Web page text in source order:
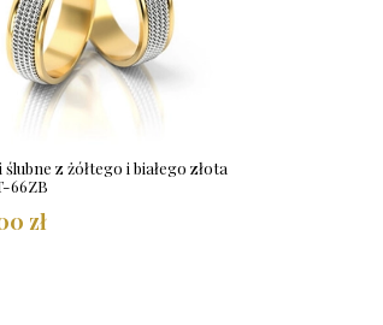
z żółtego i białego złota
66ZB
zł